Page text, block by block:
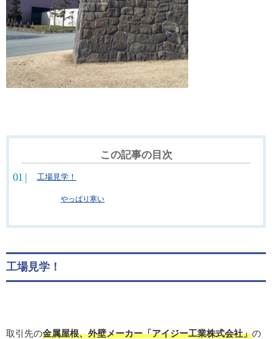
この記事の目次
工場見学！
やっぱり寒い
工場見学！
取引先の金属屋根、外壁メーカー「アイジー工業株式会社」の